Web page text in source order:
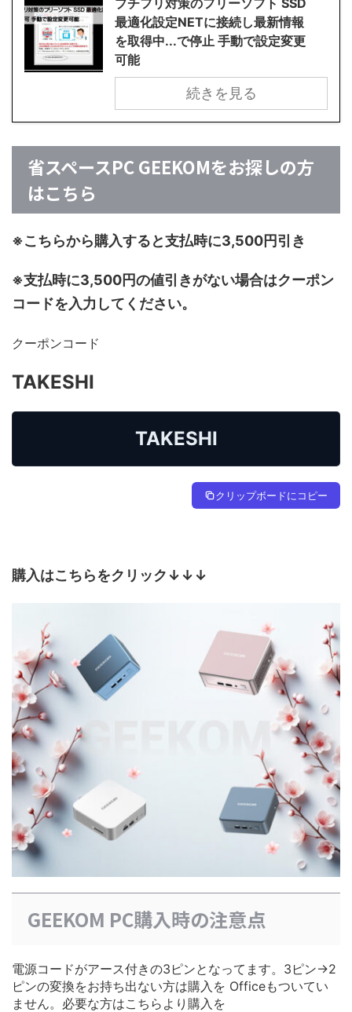
プチフリ対策のフリーソフト SSD
最適化設定NETに接続し最新情報
を取得中...で停止 手動で設定変更
可能
続きを見る
省スペースPC GEEKOMをお探しの方
はこちら
※こちらから購入すると支払時に3,500円引き
※支払時に3,500円の値引きがない場合はクーポン
コードを入力してください。
クーポンコード
TAKESHI
TAKESHI
クリップボードにコピー
購入はこちらをクリック↓↓↓
GEEKOM PC購入時の注意点
電源コードがアース付きの3ピンとなってます。3ピン→2
ピンの変換をお持ち出ない方は購入を Officeもついてい
ません。必要な方はこちらより購入を